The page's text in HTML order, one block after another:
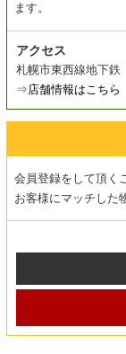
ます。
アクセス
札幌市東西線地下鉄
⇒ 店舗情報はこちら
会員登録をして頂く
お客様にマッチした